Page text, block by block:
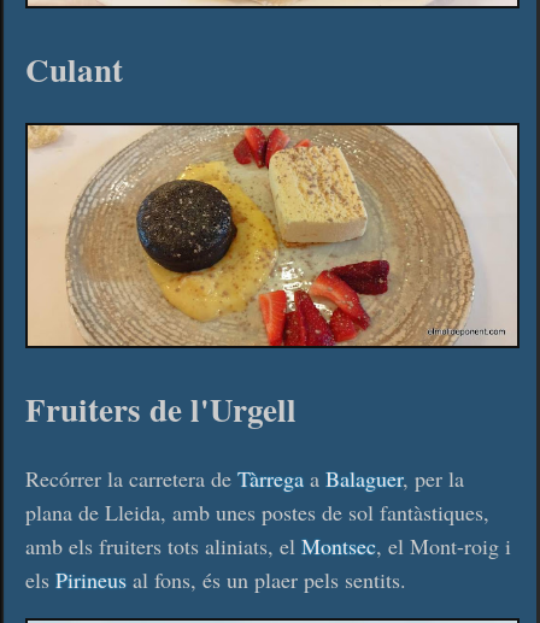
Culant
Fruiters de l'Urgell
Recórrer la carretera de Tàrrega a Balaguer, per la
plana de Lleida, amb unes postes de sol fantàstiques,
amb els fruiters tots aliniats, el Montsec, el Mont-roig i
els Pirineus al fons, és un plaer pels sentits.